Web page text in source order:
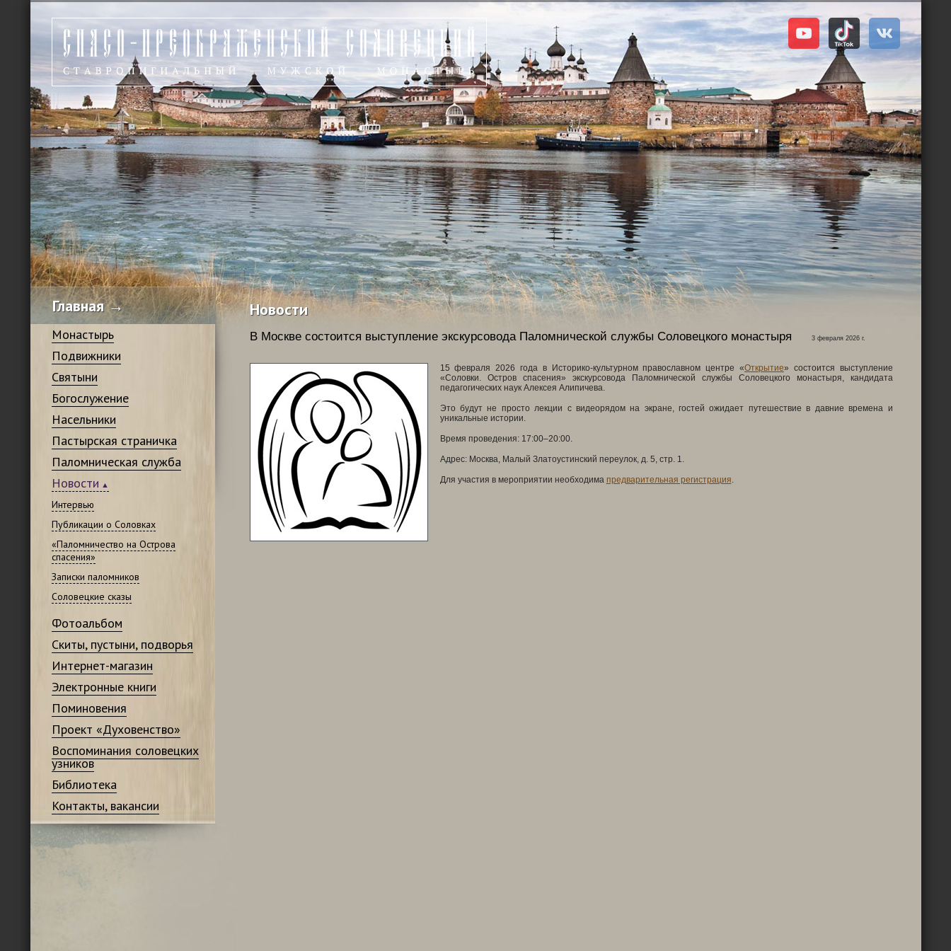
Главная →
Монастырь
Подвижники
Святыни
Богослужение
Насельники
Пастырская страничка
Паломническая служба
Новости
Интервью
Публикации о Соловках
«Паломничество на Острова
спасения»
Записки паломников
Соловецкие сказы
Фотоальбом
Скиты, пустыни, подворья
Интернет-магазин
Электронные книги
Поминовения
Проект «Духовенство»
Воспоминания соловецких
узников
Библиотека
Контакты, вакансии
Новости
В Москве состоится выступление экскурсовода Паломнической службы Соловецкого монастыря 3 февраля 2026 г.
15 февраля 2026 года в Историко-культурном православном центре «Открытие» состоится выступление
«Соловки. Остров спасения» экскурсовода Паломнической службы Соловецкого монастыря, кандидата
педагогических наук Алексея Алипичева.
Это будут не просто лекции с видеорядом на экране, гостей ожидает путешествие в давние времена и
уникальные истории.
Время проведения: 17:00–20:00.
Адрес: Москва, Малый Златоустинский переулок, д. 5, стр. 1.
Для участия в мероприятии необходима предварительная регистрация.